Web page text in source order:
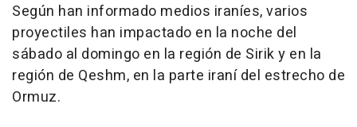
Según han informado medios iraníes, varios
proyectiles han impactado en la noche del
sábado al domingo en la región de Sirik y en la
región de Qeshm, en la parte iraní del estrecho de
Ormuz.